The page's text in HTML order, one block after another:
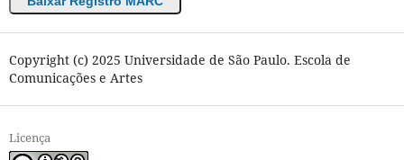
Copyright (c) 2025 Universidade de São Paulo. Escola de
Comunicações e Artes
Licença